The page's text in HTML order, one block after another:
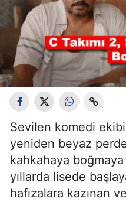
Sevilen komedi
yeniden beyaz
kahkahaya boğmaya
yıllarda lisede
hafızalara kazınan